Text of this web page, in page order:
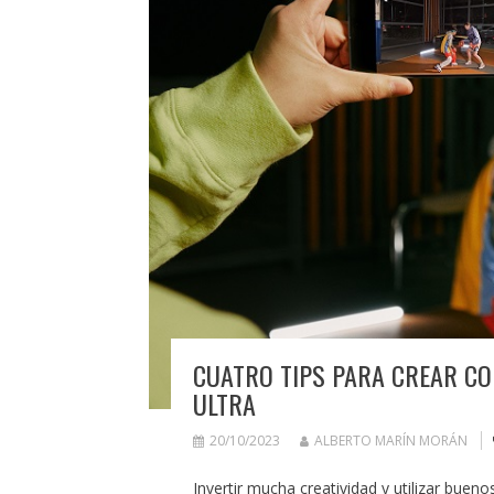
CUATRO TIPS PARA CREAR
ULTRA
20/10/2023 ALBERTO MARÍN MORÁN
Invertir mucha creatividad y utilizar